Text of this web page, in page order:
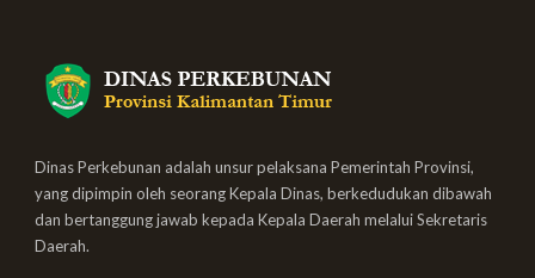
Dinas Perkebunan adalah unsur pelaksana Pemerintah Provinsi,
yang dipimpin oleh seorang Kepala Dinas, berkedudukan dibawah
dan bertanggung jawab kepada Kepala Daerah melalui Sekretaris
Daerah.